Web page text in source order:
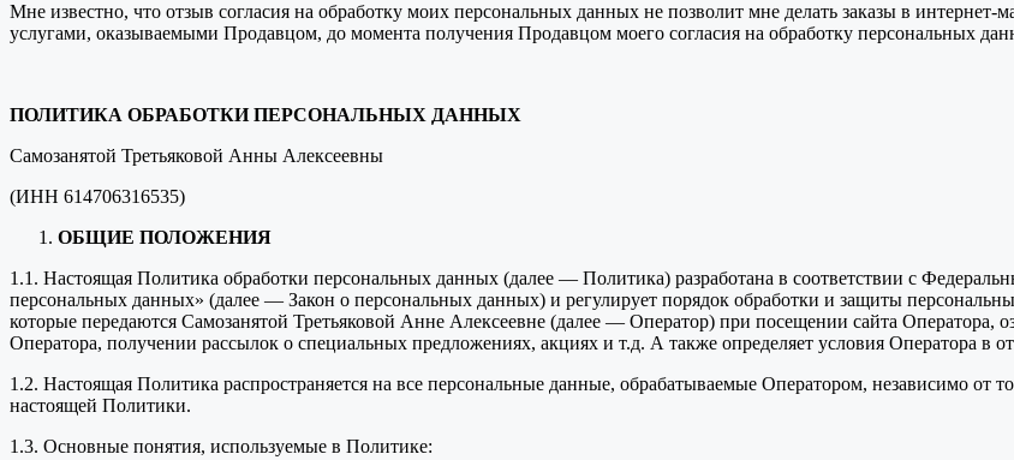
Мне известно, что отзыв согласия на обработку моих персональных данных не позволит мне делать заказы в интернет-
услугами, оказываемыми Продавцом, до момента получения Продавцом моего согласия на обработку персональных
ПОЛИТИКА ОБРАБОТКИ ПЕРСОНАЛЬНЫХ ДАННЫХ
Самозанятой Третьяковой Анны Алексеевны
(ИНН 614706316535)
ОБЩИЕ ПОЛОЖЕНИЯ
1.1. Настоящая Политика обработки персональных данных (далее — Политика) разработана в соответствии с
персональных данных» (далее — Закон о персональных данных) и регулирует порядок обработки и защиты
которые передаются Самозанятой Третьяковой Анне Алексеевне (далее — Оператор) при посещении сайта Оператора,
Оператора, получении рассылок о специальных предложениях, акциях и т.д. А также определяет условия Оператора в
1.2. Настоящая Политика распространяется на все персональные данные, обрабатываемые Оператором, независимо
настоящей Политики.
1.3. Основные понятия, используемые в Политике: